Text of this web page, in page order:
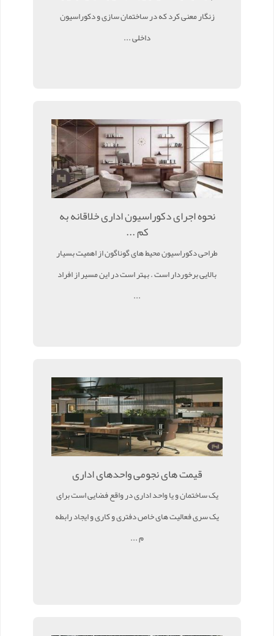
زنگار معنی کرد که در ساختمان سازی و دکوراسیون
داخلی ...
نحوه اجرای دکوراسیون اداری خلاقانه به
کم ...
طراحی دکوراسیون محیط های گوناگون از اهمیت بسیار
بالایی برخوردار است . بهتر است در این مسیر از افراد
...
قیمت های نجومی واحدهای اداری
یک ساختمان و یا واحد اداری در واقع فضایی است برای
یک سری فعالیت های خاص دفتری و کاری و ایجاد رابطه
م ...